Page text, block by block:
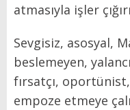
atmasıyla işler
Sevgisiz, asosyal,
beslemeyen,
fırsatçı,
empoze etmeye